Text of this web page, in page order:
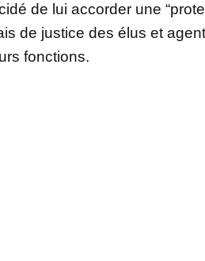
de lui accorder une
de justice des élus et
fonctions.